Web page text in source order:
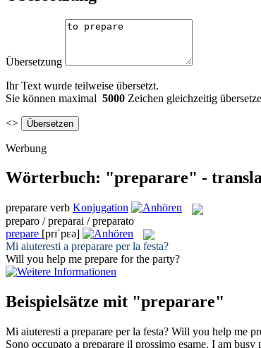
Übersetzung
Ihr Text wurde teilweise übersetzt.
Sie können maximal 5000 Zeichen gleichzeitig
<>
Werbung
Wörterbuch: "preparare" -
preparare verb Konjugation
preparo / preparai / preparato
prepare [prɪˈpɛə]
Mi aiuteresti a preparare per la festa?
Will you help me prepare for the party?
Beispielsätze mit "preparare"
Mi aiuteresti a preparare per la festa? Will you help me
Sono occupato a preparare il prossimo esame. I am busy